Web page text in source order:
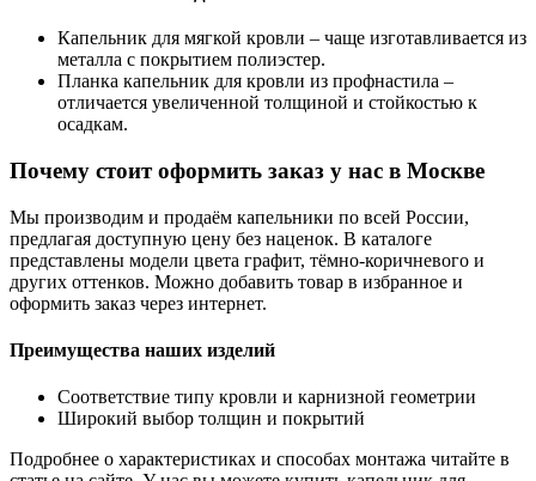
Капельник для мягкой кровли – чаще изготавливается из
металла с покрытием полиэстер.
Планка капельник для кровли из профнастила –
отличается увеличенной толщиной и стойкостью к
осадкам.
Почему стоит оформить заказ у нас в Москве
Мы производим и продаём капельники по всей России,
предлагая доступную цену без наценок. В каталоге
представлены модели цвета графит, тёмно-коричневого и
других оттенков. Можно добавить товар в избранное и
оформить заказ через интернет.
Преимущества наших изделий
Соответствие типу кровли и карнизной геометрии
Широкий выбор толщин и покрытий
Подробнее о характеристиках и способах монтажа читайте в